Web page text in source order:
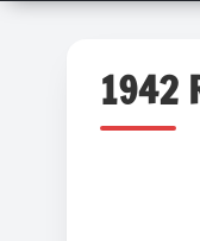
1942